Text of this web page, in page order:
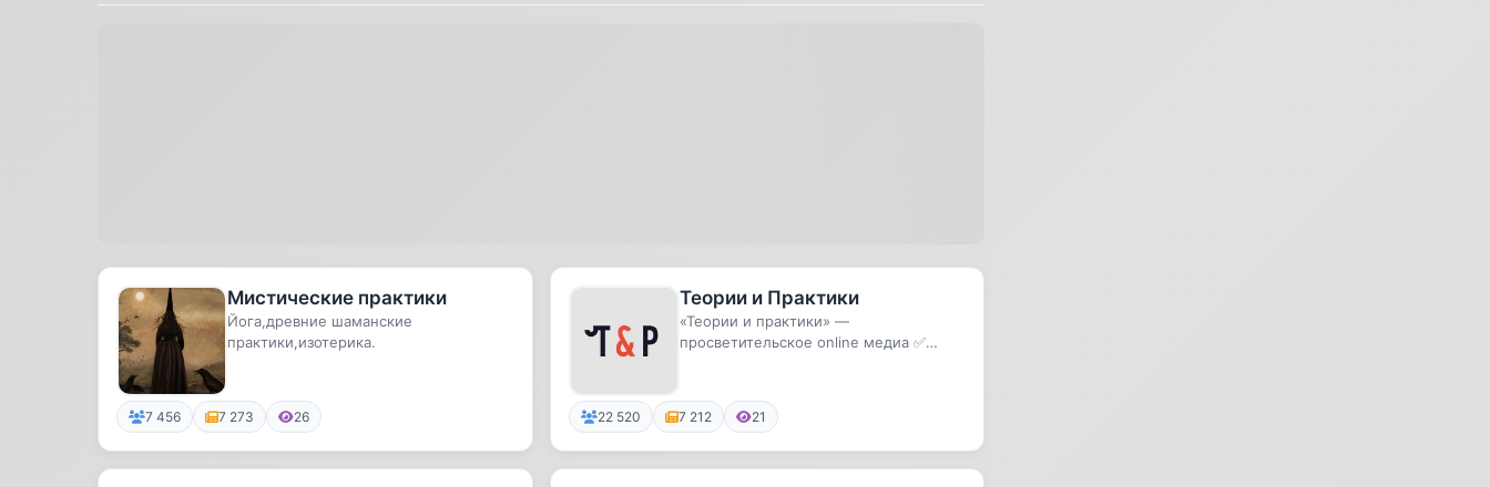
Мистические практики
Йога,древние шаманские
практики,изотерика.
7 456 7 273 26
Теории и Практики
«Теории и практики» —
просветительское online медиа ✅
22 520 7 212 21